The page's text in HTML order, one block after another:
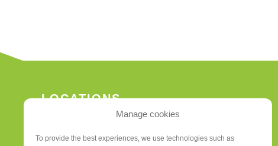
Manage cookies
To provide the best experiences, we use technologies such as
LOCATIONS